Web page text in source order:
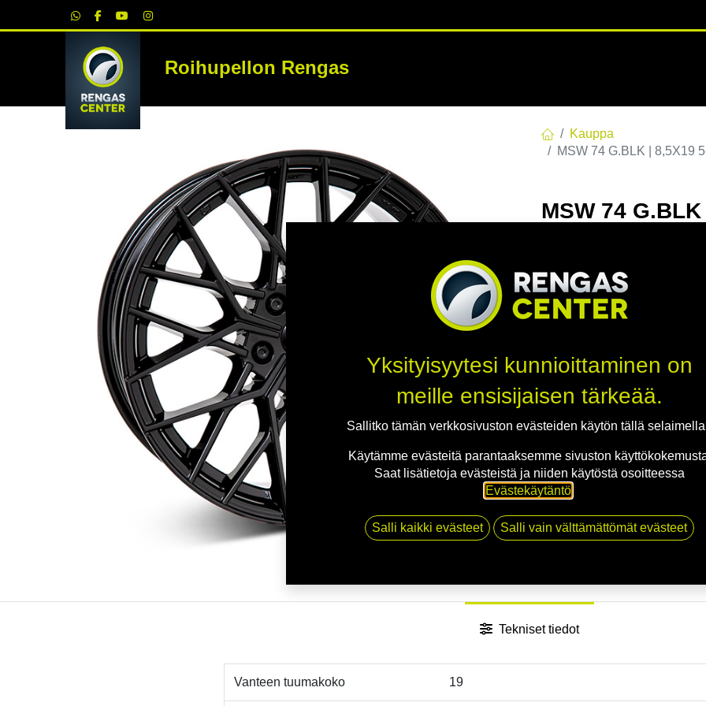
Roihupellon RengasRENKAAT
Kauppa
MSW 74 G.BLK | 8,5X19
MSW 74
EAN: 8027529169218
Tällä tuotteella ei ole
Jaa
Tekniset tiedot
Vanteen tuumakoko 19
Yksityisyytesi kunnioittaminen on
meille ensisijaisen tärkeää.
Sallitko tämän verkkosivuston evästeiden käytön tällä
Käytämme evästeitä parantaaksemme sivuston
Saat lisätietoja evästeistä ja niiden käytöstä osoitteessa
Evästekäytäntö.
Salli kaikki evästeet Salli vain välttämättömät evästeet